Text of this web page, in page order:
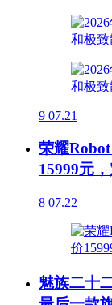
9 07.21
荣耀
15999元
8 07.22
魅族二十